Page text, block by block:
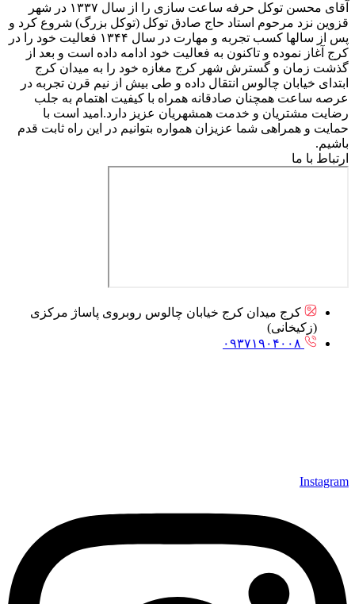
آقای محسن توکل حرفه ساعت سازی را از سال ۱۳۳۷ در شهر
قزوین نزد مرحوم استاد حاج صادق توکل (توکل بزرگ) شروع کرد و
پس از سالها کسب تجربه و مهارت در سال ۱۳۴۴ فعالیت خود را در
کرج آغاز نموده و تاکنون به فعالیت خود ادامه داده است و بعد از
گذشت زمان و گسترش شهر کرج مغازه خود را به میدان کرج
ابتدای خیابان چالوس انتقال داده و طی بیش از نیم قرن تجربه در
عرصه ساعت همچنان صادقانه همراه با کیفیت اهتمام به جلب
رضایت مشتریان و خدمت همشهریان عزیز دارد.امید است با
حمایت و همراهی شما عزیزان همواره بتوانیم در این راه ثابت قدم
باشیم.
ارتباط با ما
کرج میدان کرج خیابان چالوس روبروی پاساژ مرکزی
(زکیخانی)
۰۹۳۷۱۹۰۴۰۰۸
Instagram